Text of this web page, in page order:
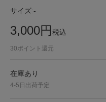
サイズ:-
3,000円税込
30ポイント還元
在庫あり
4-5日出荷予定